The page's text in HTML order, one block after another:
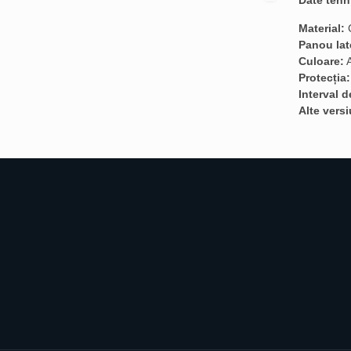
Material:
Panou
Culoare:
Protecția:
Interval
Alte